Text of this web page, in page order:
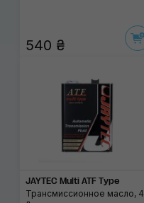
540 ₴
JAYTEC Multi ATF Type
Трансмиссионное масло, 4